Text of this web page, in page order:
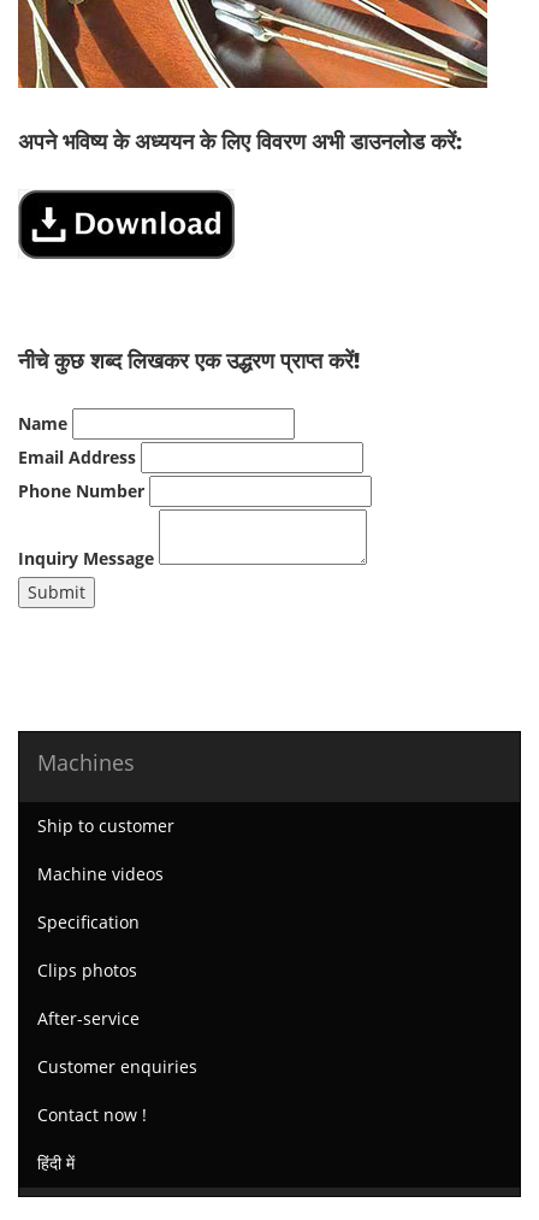
अपने भविष्य के अध्ययन के लिए विवरण अभी डाउनलोड करें:
नीचे कुछ शब्द लिखकर एक उद्धरण प्राप्त करें!
Name
Email Address
Phone Number
Inquiry Message
Submit
Machines
Ship to customer
Machine videos
Specification
Clips photos
After-service
Customer enquiries
Contact now !
हिंदी में